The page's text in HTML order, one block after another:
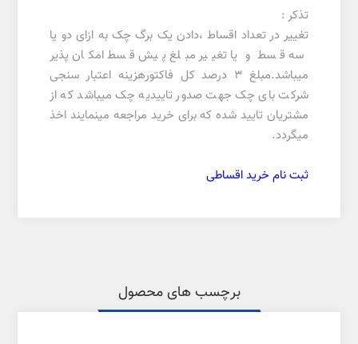
تذکر :
تغییر در تعداد اقساط ،دادن یک برگ چک به ازای دو یا
سه قسط و یا تغییر مبلغ پیش قسط امکان پذیر
میباشد.مبلغ 3 درصد کل فاکتورهزینه اعتبار سنجی
شرکت بای چک جهت صدور تاییدیه چک میباشد که از
مشتریان تایید شده که برای خرید مراجعه مینمایند اخذ
میگردد.
ثبت نام خرید اقساطی
برچسب های محصول